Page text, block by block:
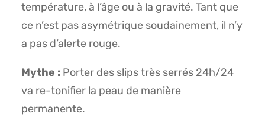
température, à l’âge ou à la gravité. Tant que
ce n’est pas asymétrique soudainement, il n’y
a pas d’alerte rouge.
Mythe : Porter des slips très serrés 24h/24
va re-tonifier la peau de manière
permanente.